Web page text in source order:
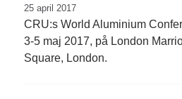
25 april 2017
CRU:s World Aluminium
3-5 maj 2017, på London
Square, London.